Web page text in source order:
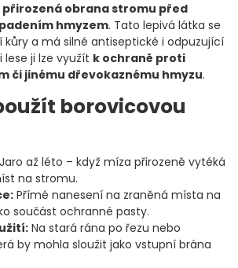
přirozená obrana stromu před
hmyzem. Tato lepivá látka se
kůry a má silné antiseptické i odpuzující
lese ji lze využít k ochraně proti
či jinému dřevokaznému hmyzu.
borovicovou
Jaro až léto – když míza přirozeně vytéká
na stromu.
Přímé nanesení na zraněná místa na
součást ochranné pasty.
Na stará rána po řezu nebo
by mohla sloužit jako vstupní brána